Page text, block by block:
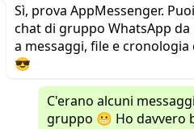
Sì, prova AppMessenger.
chat di gruppo WhatsApp
a messaggi, file e cronologia
😎
C'erano alcuni
gruppo 😬 Ho davvero